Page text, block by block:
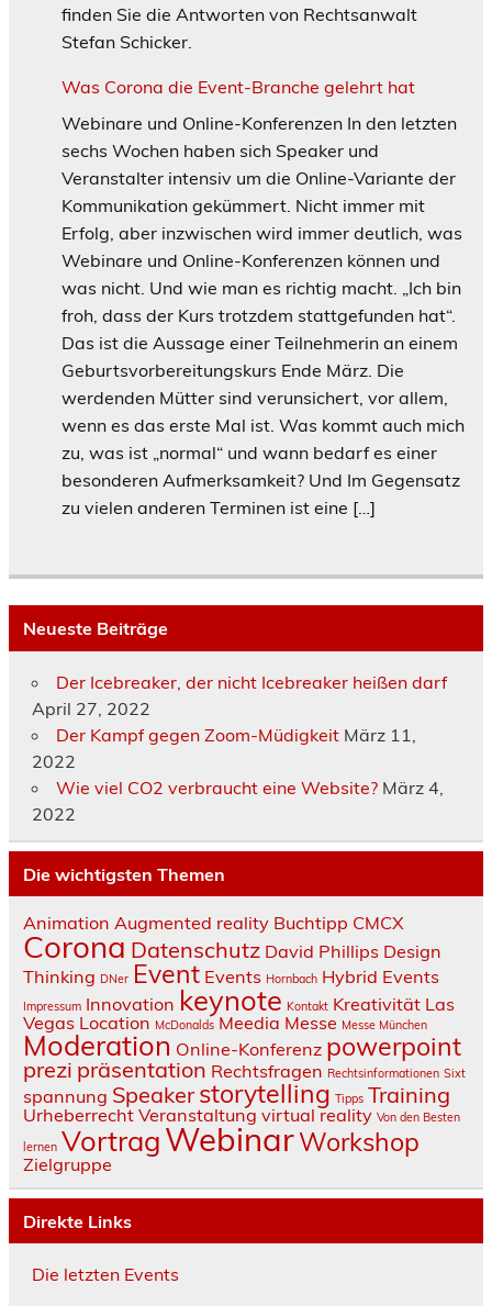
finden Sie die Antworten von Rechtsanwalt
Stefan Schicker.
Was Corona die Event-Branche gelehrt hat
Webinare und Online-Konferenzen In den letzten
sechs Wochen haben sich Speaker und
Veranstalter intensiv um die Online-Variante der
Kommunikation gekümmert. Nicht immer mit
Erfolg, aber inzwischen wird immer deutlich, was
Webinare und Online-Konferenzen können und
was nicht. Und wie man es richtig macht. „Ich bin
froh, dass der Kurs trotzdem stattgefunden hat“.
Das ist die Aussage einer Teilnehmerin an einem
Geburtsvorbereitungskurs Ende März. Die
werdenden Mütter sind verunsichert, vor allem,
wenn es das erste Mal ist. Was kommt auch mich
zu, was ist „normal“ und wann bedarf es einer
besonderen Aufmerksamkeit? Und Im Gegensatz
zu vielen anderen Terminen ist eine […]
Neueste Beiträge
Der Icebreaker, der nicht Icebreaker heißen darf
April 27, 2022
Der Kampf gegen Zoom-Müdigkeit März 11,
2022
Wie viel CO2 verbraucht eine Website? März 4,
2022
Die wichtigsten Themen
Animation Augmented reality Buchtipp CMCX
Corona Datenschutz David Phillips Design
Thinking DNer Event Events Hornbach Hybrid Events
Impressum Innovation keynote Kontakt Kreativität Las
Vegas Location McDonalds Meedia Messe Messe München
Moderation Online-Konferenz powerpoint
prezi präsentation Rechtsfragen Rechtsinformationen Sixt
spannung Speaker storytelling Tipps Training
Urheberrecht Veranstaltung virtual reality Von den Besten
lernen VortragWebinarWorkshop
Zielgruppe
Direkte Links
Die letzten Events